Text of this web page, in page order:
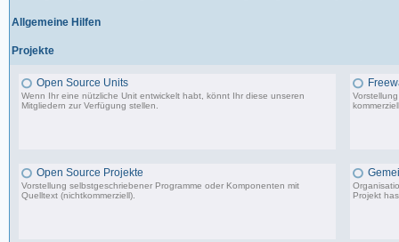
Allgemeine Hilfen
Projekte
Open Source Units
Wenn Ihr eine nützliche Unit entwickelt habt, könnt Ihr diese unseren
Mitgliedern zur Verfügung stellen.
Open Source Projekte
Vorstellung selbstgeschriebener Programme oder Komponenten mit
Quelltext (nichtkommerziell).
Projekt